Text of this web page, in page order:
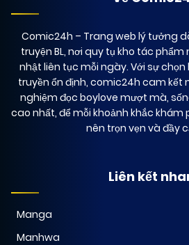
Comic24h – Trang web lý tưởng
truyện BL, nơi quy tụ kho tác
nhật liên tục mỗi ngày. Với sự
truyền ổn định, comic24h cam kết
nghiệm đọc boylove mượt mà,
cao nhất, để mỗi khoảnh khắc
nên trọn vẹn và đầy
Liên kết
Manga
Manhwa